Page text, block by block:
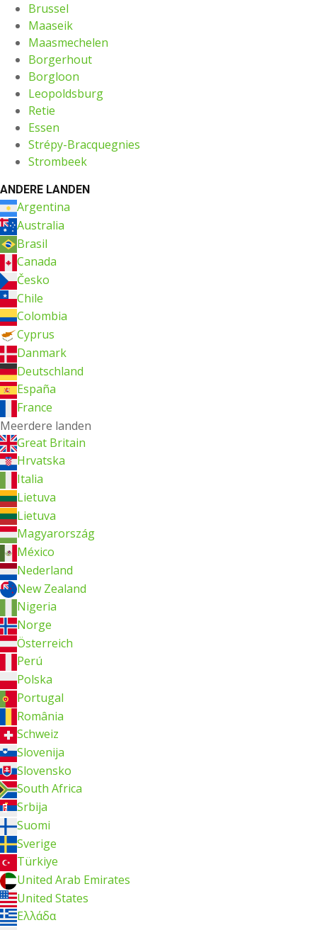
Brussel
Maaseik
Maasmechelen
Borgerhout
Borgloon
Leopoldsburg
Retie
Essen
Strépy-Bracquegnies
Strombeek
ANDERE LANDEN
Argentina
Australia
Brasil
Canada
Česko
Chile
Colombia
Cyprus
Danmark
Deutschland
España
France
Meerdere landen
Great Britain
Hrvatska
Italia
Lietuva
Lietuva
Magyarország
México
Nederland
New Zealand
Nigeria
Norge
Österreich
Perú
Polska
Portugal
România
Schweiz
Slovenija
Slovensko
South Africa
Srbija
Suomi
Sverige
Türkiye
United Arab Emirates
United States
Ελλάδα